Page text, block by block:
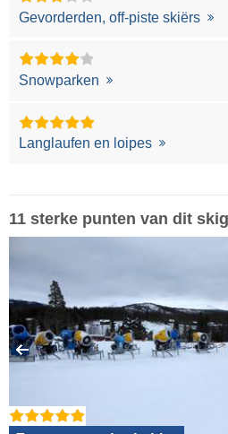
Gevorderden, off-piste skiërs
Snowparken
Langlaufen en loipes
11 sterke punten van dit